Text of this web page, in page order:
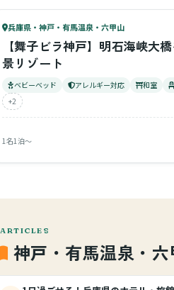
56ベビー
兵庫県・神戸・有馬温泉・六甲山
【舞子ビラ神戸】明石海峡大
景リゾート
ベビーベッド アレルギー対応 和室
+2
1名1泊〜
ARTICLES
神戸・有馬温泉・